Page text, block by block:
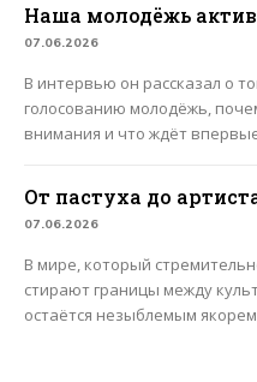
Наша молодёжь
07.06.2026
В интервью он рассказал о
голосованию молодёжь,
внимания и что ждёт
От пастуха до
07.06.2026
В мире, который
стирают границы между
остаётся незыблемым